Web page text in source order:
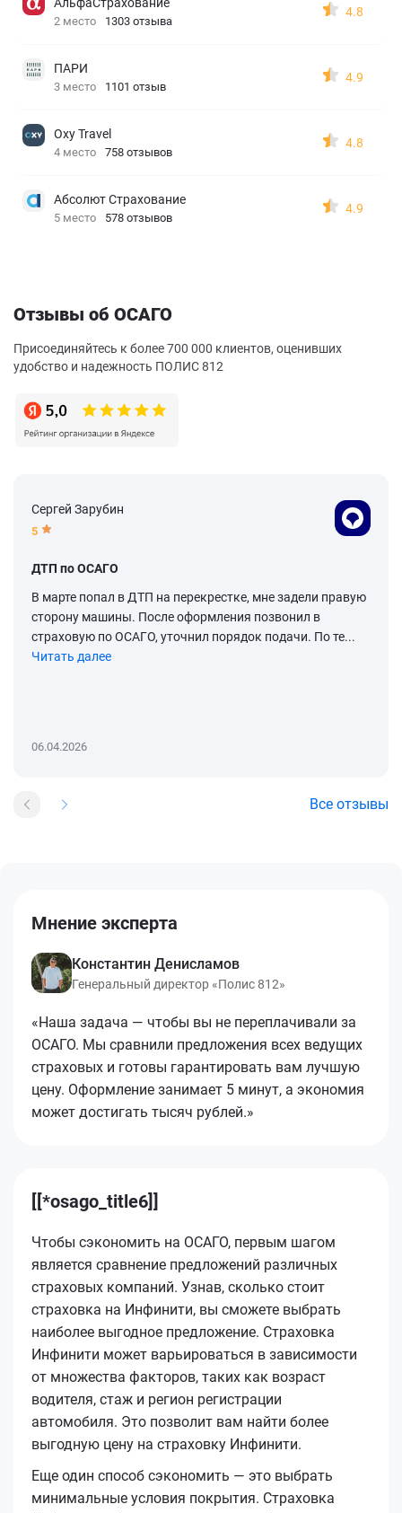
2 место 1303 отзыва
4.8
ПАРИ
3 место 1101 отзыв
4.9
Oxy Travel
4 место 758 отзывов
4.8
Абсолют Страхование
5 место 578 отзывов
4.9
Отзывы об ОСАГО
Присоединяйтесь к более 700 000 клиентов, оценивших
удобство и надежность ПОЛИС 812
Сергей Зарубин
5
ДТП по ОСАГО
В марте попал в ДТП на перекрестке, мне задели правую
сторону машины. После оформления позвонил в
страховую по ОСАГО, уточнил порядок подачи. По те...
Читать далее
06.04.2026
Все отзывы
Мнение эксперта
Константин Денисламов
Генеральный директор «Полис 812»
«Наша задача — чтобы вы не переплачивали за
ОСАГО. Мы сравнили предложения всех ведущих
страховых и готовы гарантировать вам лучшую
цену. Оформление занимает 5 минут, а экономия
может достигать тысяч рублей.»
[[*osago_title6]]
Чтобы сэкономить на ОСАГО, первым шагом
является сравнение предложений различных
страховых компаний. Узнав, сколько стоит
страховка на Инфинити, вы сможете выбрать
наиболее выгодное предложение. Страховка
Инфинити может варьироваться в зависимости
от множества факторов, таких как возраст
водителя, стаж и регион регистрации
автомобиля. Это позволит вам найти более
выгодную цену на страховку Инфинити.
Еще один способ сэкономить — это выбрать
минимальные условия покрытия. Страховка